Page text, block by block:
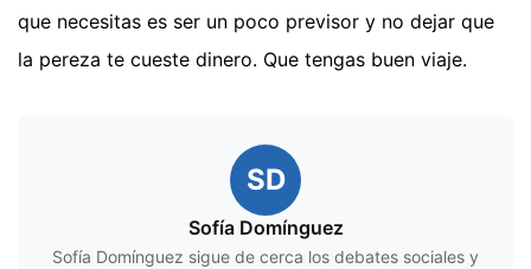
que necesitas es ser un poco previsor y no dejar que
la pereza te cueste dinero. Que tengas buen viaje.
SD
Sofía Domínguez
Sofía Domínguez sigue de cerca los debates sociales y